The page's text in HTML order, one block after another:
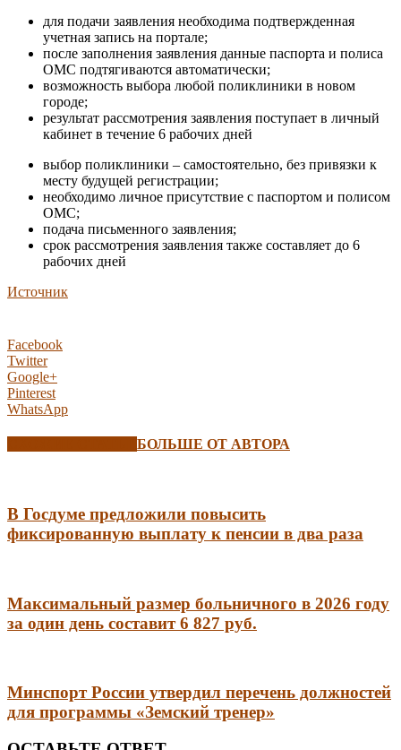
для подачи заявления необходима подтвержденная
учетная запись на портале;
после заполнения заявления данные паспорта и полиса
ОМС подтягиваются автоматически;
возможность выбора любой поликлиники в новом
городе;
результат рассмотрения заявления поступает в личный
кабинет в течение 6 рабочих дней
выбор поликлиники – самостоятельно, без привязки к
месту будущей регистрации;
необходимо личное присутствие с паспортом и полисом
ОМС;
подача письменного заявления;
срок рассмотрения заявления также составляет до 6
рабочих дней
Источник
Facebook
Twitter
Google+
Pinterest
WhatsApp
БОЛЬШЕ ОТ АВТОРА
В Госдуме предложили повысить
фиксированную выплату к пенсии в два раза
Максимальный размер больничного в 2026 году
за один день составит 6 827 руб.
Минспорт России утвердил перечень должностей
для программы «Земский тренер»